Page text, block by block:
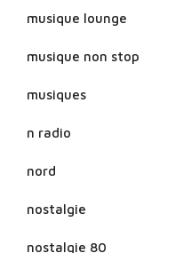
musique lounge
musique non stop
musiques
n radio
nord
nostalgie
nostalgie 80